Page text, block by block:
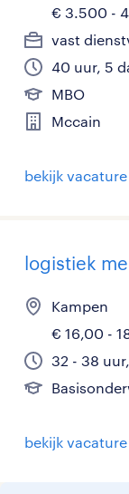
€ 3.500 -
vast
40 uur, 5
MBO
Mccain
bekijk vacature
logistiek
Kampen
€ 16,00 -
32 - 38
bekijk vacature